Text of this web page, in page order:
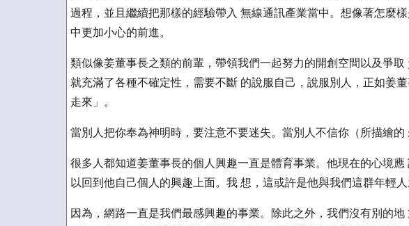
過程，並且繼續把那樣的經驗帶入 無線通訊產業當中。想像著怎麼
中更加小心的前進。
類似像姜董事長之類的前輩，帶領我們一起努力的開創空間以及爭
就充滿了各種不確定性，需要不斷 的說服自己，說服別人，正如姜
走來」。
當別人把你奉為神明時，要注意不要迷失。當別人不信你（所描繪的
很多人都知道姜董事長的個人興趣一直是體育事業。他現在的心境
以回到他自己個人的興趣上面。我 想，這或許是他與我們這群年輕人
因為，網路一直是我們最感興趣的事業。除此之外，我們沒有別的